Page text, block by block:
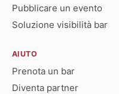
Pubblicare un evento
Soluzione visibilità bar
AIUTO
Prenota un bar
Diventa partner